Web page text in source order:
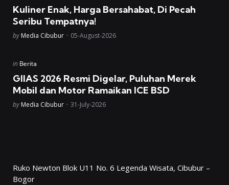
Kuliner Enak, Harga Bersahabat, Di Pecah
Seribu Tempatnya!
Posted
by Media Cibubur 05-August-2026
Posted
in Berita
GIIAS 2026 Resmi Digelar, Puluhan Merek
Mobil dan Motor Ramaikan ICE BSD
Posted
by Media Cibubur 31-July-2026
Ruko Newton Blok U11 No. 6 Legenda Wisata, Cibubur –
Bogor